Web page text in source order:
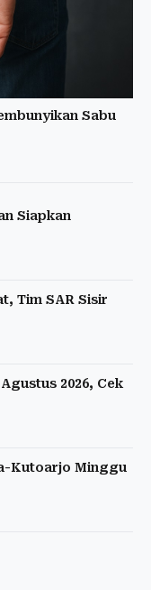
Sabu
Siapkan
Tim SAR Sisir
2026, Cek
Kutoarjo Minggu